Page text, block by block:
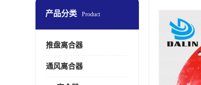
产品分类 Product
推盘离合器
通风离合器